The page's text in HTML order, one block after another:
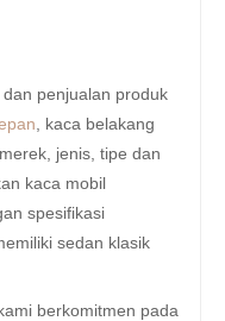
penjualan produk
, kaca belakang
jenis, tipe dan
kaca mobil
spesifikasi
sedan klasik
kami berkomitmen pada